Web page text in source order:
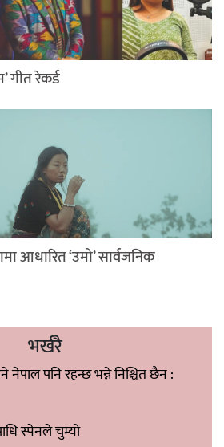
गीत रेकर्ड
आधारित ‘उमो’ सार्वजनिक
भर्खरै
नेपाल पनि रहन्छ भन्ने निश्चित छैन :
स्पेनले चुम्यो